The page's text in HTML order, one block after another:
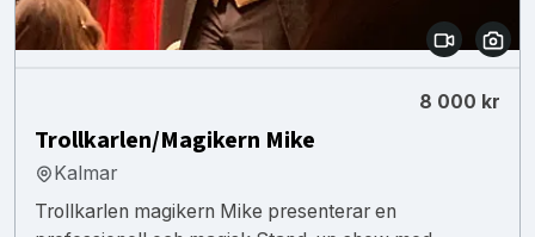
8 000 kr
Trollkarlen/Magikern Mike
Kalmar
Trollkarlen magikern Mike presenterar en